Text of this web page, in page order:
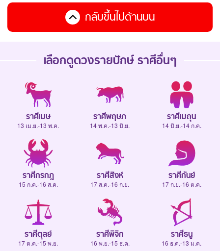
กลับขึ้นไปด้านบน
เลือกดูดวงรายปักษ์ราศีอื่นๆ
ราศีเมษ
13 เม.ย.-13 พ.ค.
ราศีพฤษภ
14 พ.ค.-13 มิ.ย.
ราศีเมถุน
14 มิ.ย.-14 ก.ค.
ราศีกรกฎ
15 ก.ค.-16 ส.ค.
ราศีสิงห์
17 ส.ค.-16 ก.ย.
ราศีกันย์
17 ก.ย.-16 ต.ค.
ราศีตุลย์
17 ต.ค.-15 พ.ย.
ราศีพิจิก
16 พ.ย.-15 ธ.ค.
ราศีธนู
16 ธ.ค.-13 ม.ค.